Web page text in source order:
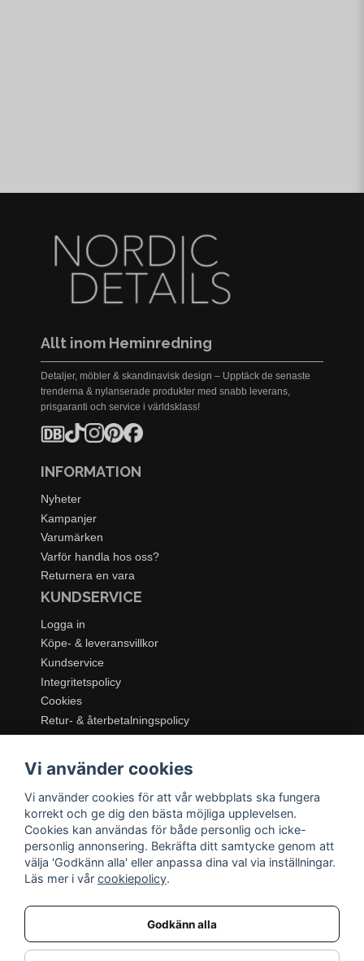
Allt inom Heminredning
Detaljer, möbler & skandinavisk design – Upptäck de senaste
trenderna & nylanserade produkter med snabb leverans,
prisgaranti och service i världsklass!
INFORMATION
Nyheter
Kampanjer
Varumärken
Varför handla hos oss?
Returnera en vara
KUNDSERVICE
Logga in
Köpe- & leveransvillkor
Kundservice
Integritetspolicy
Cookies
Retur- & återbetalningspolicy
Dukning & Servering
Kök & Matlagning
Belysning
Textil & Mattor
Möbler
Vi använder cookies
Vi använder cookies för att vår webbplats ska fungera
korrekt och ge dig den bästa möjliga upplevelsen.
Cookies kan användas för både personlig och icke-
personlig annonsering. Bekräfta ditt samtycke genom att
välja 'Godkänn alla' eller anpassa dina val via inställningar.
Läs mer i vår cookiepolicy.
Godkänn alla